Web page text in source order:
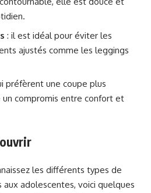
: il est idéal pour éviter les
ajustés comme les leggings
préfèrent une coupe plus
compromis entre confort et
les différents types de
adolescentes, voici quelques